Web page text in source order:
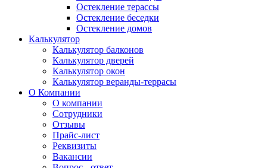
Остекление терассы
Остекление беседки
Остекление домов
Калькулятор
Калькулятор балконов
Калькулятор дверей
Калькулятор окон
Калькулятор веранды-террасы
О Компании
О компании
Сотрудники
Отзывы
Прайс-лист
Реквизиты
Вакансии